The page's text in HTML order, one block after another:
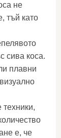
не
тъй като
сива коса.
плавни
е, че